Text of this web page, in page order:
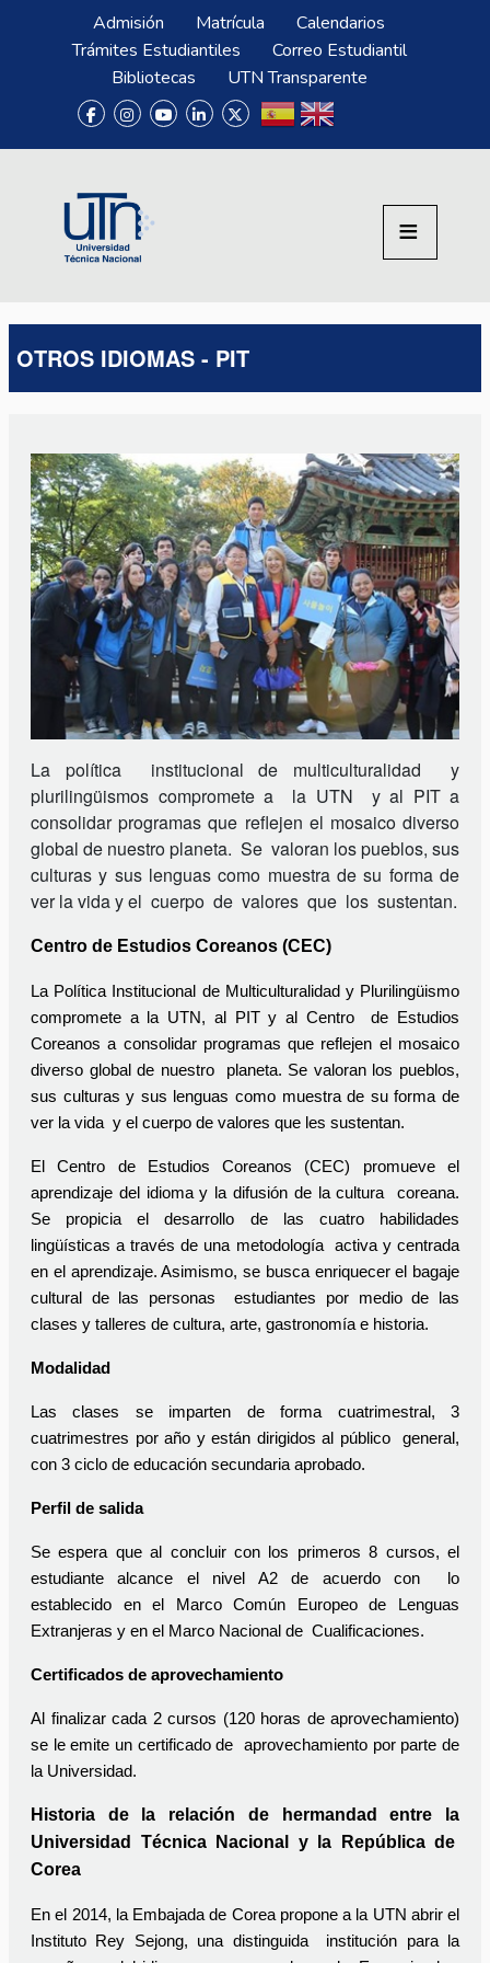
Pasar al contenido principal
Menú SuperiorAdmisión Matrícula
Calendarios
Trámites Estudiantiles
Correo Estudiantil
Bibliotecas
UTN Transparente
OTROS IDIOMAS - PIT
La política institucional de multiculturalidad y
plurilingüismos compromete a la UTN y al PIT a
consolidar programas que reflejen el mosaico diverso
global de nuestro planeta. Se valoran los pueblos, sus
culturas y sus lenguas como muestra de su forma de
ver la vida y el cuerpo de valores que los sustentan.
Centro de Estudios Coreanos (CEC)
La Política Institucional de Multiculturalidad y Plurilingüismo
compromete a la UTN, al PIT y al Centro de Estudios
Coreanosa consolidar programas que reflejen el mosaico
diverso global de nuestro planeta. Se valoran los pueblos,
sus culturas y sus lenguas como muestra de su forma de
ver la vida y el cuerpo de valores que les sustentan.
El Centro de Estudios Coreanos (CEC) promueve el
aprendizaje del idioma y la difusión de la cultura coreana.
Se propicia el desarrollo de las cuatro habilidades
lingüísticas a través de una metodología activa y centrada
en el aprendizaje. Asimismo, se busca enriquecer el bagaje
cultural de las personas estudiantes por medio de las
clases y talleres de cultura, arte, gastronomía e historia.
Modalidad
Las clases se imparten de forma cuatrimestral, 3
cuatrimestres por año y están dirigidos al público general,
con 3 ciclo de educación secundaria aprobado.
Perfil de salida
Se espera que al concluir con los primeros 8 cursos, el
estudiante alcance el nivel A2 de acuerdo con lo
establecido en el Marco Común Europeo de Lenguas
Extranjeras y en el Marco Nacional de Cualificaciones.
Certificados de aprovechamiento
Al finalizar cada 2 cursos (120 horas de aprovechamiento)
se le emite un certificado de aprovechamiento por parte de
la Universidad.
Historia de la relación de hermandad entre la
Universidad Técnica Nacional y la República de
Corea
En el 2014, la Embajada de Corea propone a la UTN abrir el
Instituto Rey Sejong, una distinguida institución para la